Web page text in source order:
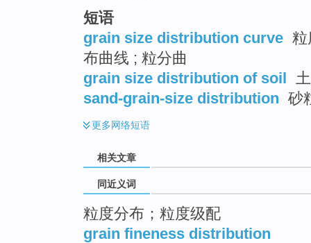
短语
grain size distribution curve 粒
布曲线 ; 粒分曲
grain size distribution of soil
sand-grain-size distribution 砂
更多网络短语
相关文章
同近义词
粒度分布；粒度级配
grain fineness distribution